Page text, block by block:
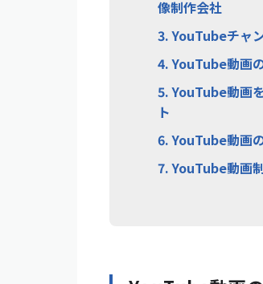
像制作会社
3.YouTubeチャ
4.YouTube動画
5.YouTube動画
ト
6.YouTube動画
7.YouTube動画